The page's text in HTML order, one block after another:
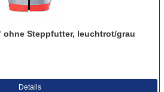
Steppfutter, leuchtrot/grau
Details